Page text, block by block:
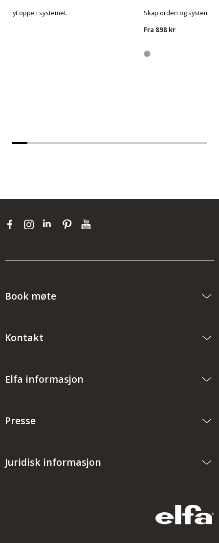
beskyttende film på baksiden av speilet.
høyt oppe i systemet.
Skap orden og system
Fra 898 kr
Book møte
Kontakt
Elfa informasjon
Presse
Juridisk informasjon